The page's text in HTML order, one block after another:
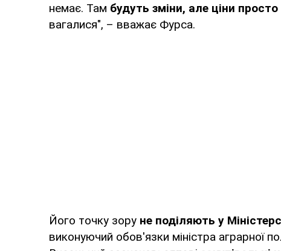
немає. Там будуть зміни, але ціни
вагалися", – вважає Фурса.
Його точку зору не поділяють у
виконуючий обов'язки міністра аграрної